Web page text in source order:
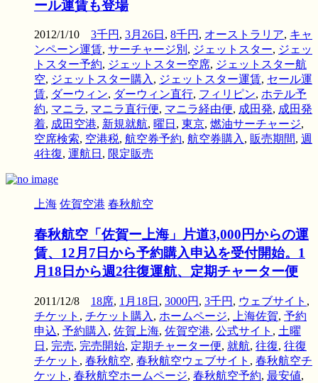
ール運賃も登場
2012/1/10 3千円 , 3月26日 , 8千円 , オーストラリア, キャ
ンペーン運賃, サーチャージ別 , ジェットスター, ジェッ
トスター予約, ジェットスター空席, ジェットスター航
空, ジェットスター購入 , ジェットスター運賃, セール運
賃, ダーウィン, ダーウィン直行, フィリピン, ホテル予
約, マニラ, マニラ直行便, マニラ経由便, 成田発, 成田発
着, 成田空港, 新規就航, 曜日 , 東京, 燃油サーチャージ,
空席検索, 空港税, 航空券予約, 航空券購入 , 販売期間, 週
4往復, 運航日 , 限定販売
上海 佐賀空港 春秋航空
春秋航空「佐賀ー上海」片道3,000円からの運
賃、12月7日から予約購入申込を受付開始。1
月18日から週2往復運航、定期チャーター便
2011/12/8 18席, 1月18日 , 3000円 , 3千円 , ウェブサイト ,
チケット , チケット購入 , ホームページ, 上海佐賀, 予約
申込, 予約購入 , 佐賀上海, 佐賀空港, 公式サイト , 土曜
日 , 完売, 完売開始, 定期チャーター便, 就航, 往復, 往復
チケット , 春秋航空, 春秋航空ウェブサイト , 春秋航空チ
ケット , 春秋航空ホームページ, 春秋航空予約, 最安値,